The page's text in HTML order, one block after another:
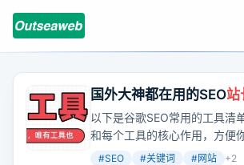
国外大神都在用的SEO站
个免费工具，小白必看！
以下是谷歌SEO常用的工具清
和每个工具的核心作用，方便
用，建议收藏，以免以后想找
#SEO #关键词 #网站 +2